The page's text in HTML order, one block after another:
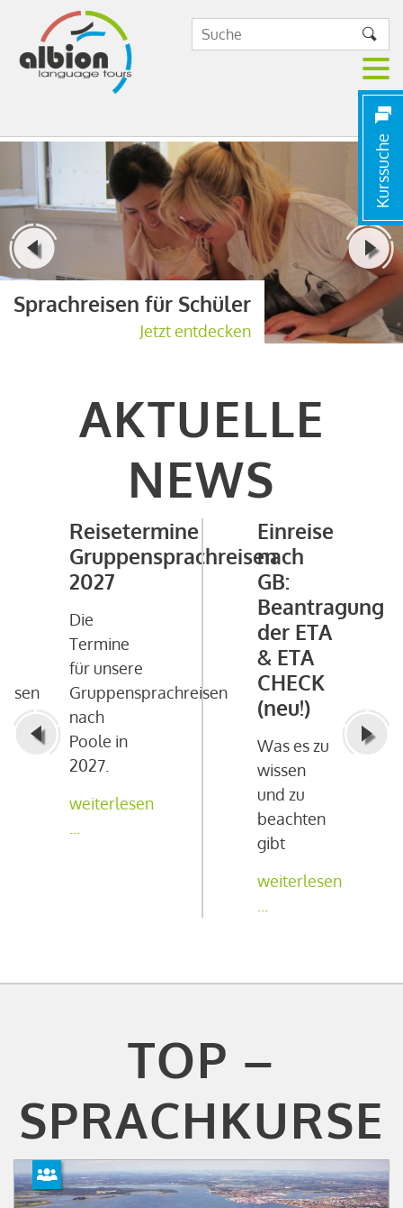
Sprachreisen für Schüler
Jetzt entdecken
Kurssuche
AKTUELLE
NEWS
Reisetermine
Gruppensprachreisen
2027
Die
Termine
für unsere
Gruppensprachreisen
nach
Poole in
2027.
weiterlesen
Einreise
nach
GB:
Beantragung
der ETA
& ETA
CHECK
(neu!)
Was es zu
wissen
und zu
beachten
gibt
weiterlesen
TOP –
SPRACHKURSE